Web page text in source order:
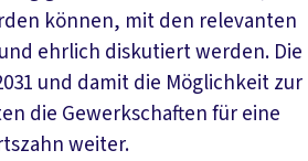
können, mit den relevanten
ehrlich diskutiert werden. Die
und damit die Möglichkeit zur
die Gewerkschaften für eine
weiter.